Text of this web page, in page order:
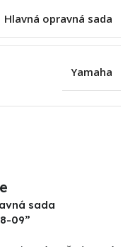
Hlavná opravná sada
Yamaha
sada
09”